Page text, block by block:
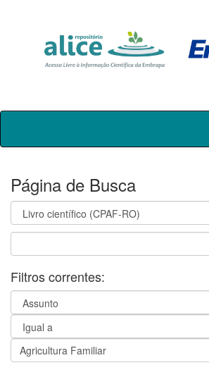
Skip
Página de Busca
Filtros correntes: